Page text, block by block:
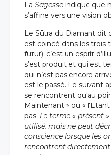
La Sagesse indique que
s’affine vers une vision
Le Sūtra du Diamant dit
est coincé dans les trois
futur), c’est un esprit
s’est produit et qui est
qui n’est pas encore
est le passé. Le suivant
se rencontrent qu'au
Maintenant » ou « l'Etant
pas. Le terme « présent
utilisé, mais ne peut
conscience lorsque les
rencontrent